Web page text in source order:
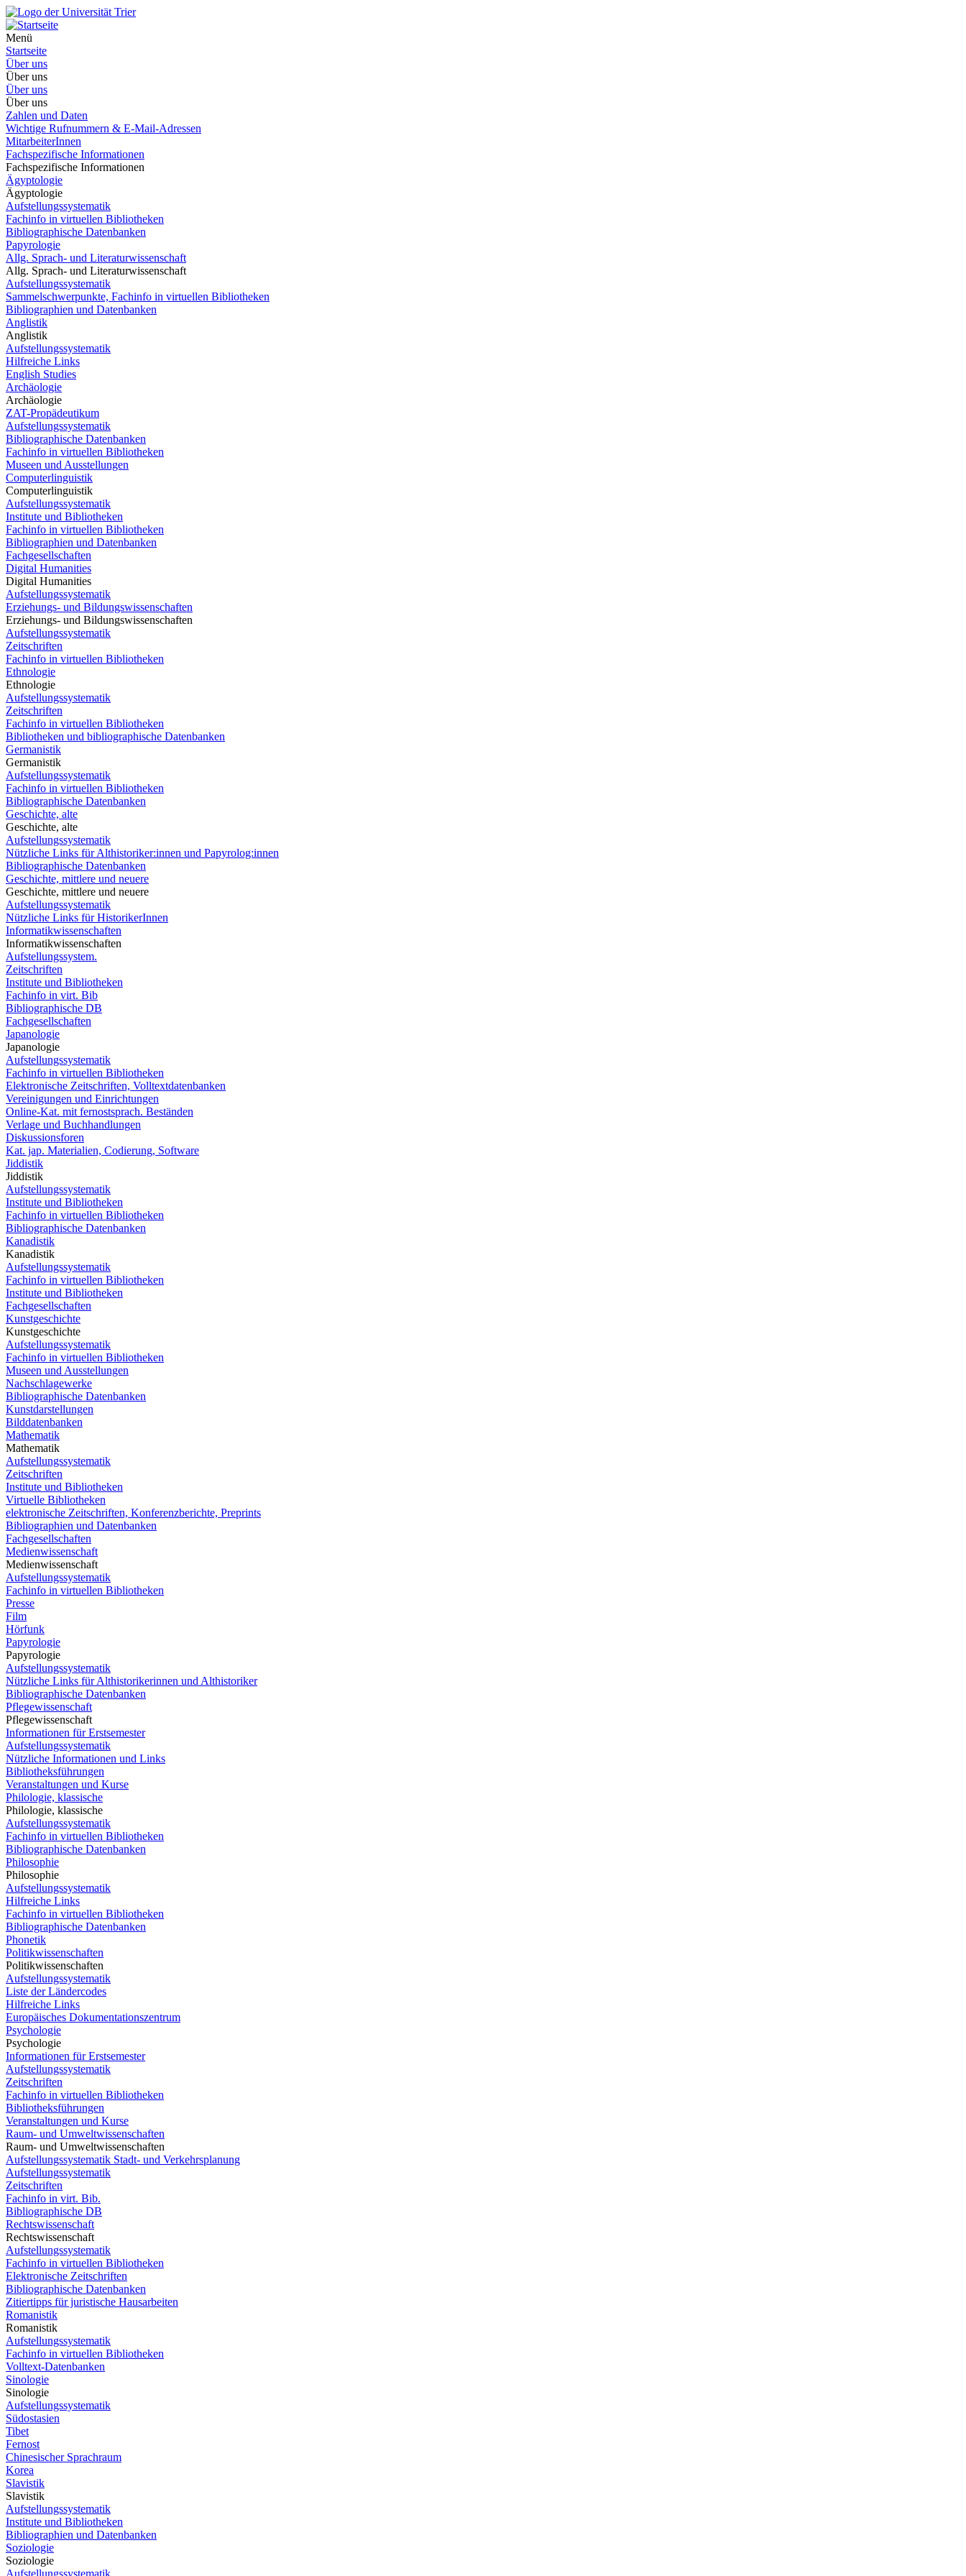
Menü
Startseite
Über uns
Über uns
Über uns
Über uns
Zahlen und Daten
Wichtige Rufnummern & E-Mail-Adressen
MitarbeiterInnen
Fachspezifische Informationen
Fachspezifische Informationen
Ägyptologie
Ägyptologie
Aufstellungssystematik
Fachinfo in virtuellen Bibliotheken
Bibliographische Datenbanken
Papyrologie
Allg. Sprach- und Literaturwissenschaft
Allg. Sprach- und Literaturwissenschaft
Aufstellungssystematik
Sammelschwerpunkte, Fachinfo in virtuellen Bibliotheken
Bibliographien und Datenbanken
Anglistik
Anglistik
Aufstellungssystematik
Hilfreiche Links
English Studies
Archäologie
Archäologie
ZAT-Propädeutikum
Aufstellungssystematik
Bibliographische Datenbanken
Fachinfo in virtuellen Bibliotheken
Museen und Ausstellungen
Computerlinguistik
Computerlinguistik
Aufstellungssystematik
Institute und Bibliotheken
Fachinfo in virtuellen Bibliotheken
Bibliographien und Datenbanken
Fachgesellschaften
Digital Humanities
Digital Humanities
Aufstellungssystematik
Erziehungs- und Bildungswissenschaften
Erziehungs- und Bildungswissenschaften
Aufstellungssystematik
Zeitschriften
Fachinfo in virtuellen Bibliotheken
Ethnologie
Ethnologie
Aufstellungssystematik
Zeitschriften
Fachinfo in virtuellen Bibliotheken
Bibliotheken und bibliographische Datenbanken
Germanistik
Germanistik
Aufstellungssystematik
Fachinfo in virtuellen Bibliotheken
Bibliographische Datenbanken
Geschichte, alte
Geschichte, alte
Aufstellungssystematik
Nützliche Links für Althistoriker:innen und Papyrolog:innen
Bibliographische Datenbanken
Geschichte, mittlere und neuere
Geschichte, mittlere und neuere
Aufstellungssystematik
Nützliche Links für HistorikerInnen
Informatikwissenschaften
Informatikwissenschaften
Aufstellungssystem.
Zeitschriften
Institute und Bibliotheken
Fachinfo in virt. Bib
Bibliographische DB
Fachgesellschaften
Japanologie
Japanologie
Aufstellungssystematik
Fachinfo in virtuellen Bibliotheken
Elektronische Zeitschriften, Volltextdatenbanken
Vereinigungen und Einrichtungen
Online-Kat. mit fernostsprach. Beständen
Verlage und Buchhandlungen
Diskussionsforen
Kat. jap. Materialien, Codierung, Software
Jiddistik
Jiddistik
Aufstellungssystematik
Institute und Bibliotheken
Fachinfo in virtuellen Bibliotheken
Bibliographische Datenbanken
Kanadistik
Kanadistik
Aufstellungssystematik
Fachinfo in virtuellen Bibliotheken
Institute und Bibliotheken
Fachgesellschaften
Kunstgeschichte
Kunstgeschichte
Aufstellungssystematik
Fachinfo in virtuellen Bibliotheken
Museen und Ausstellungen
Nachschlagewerke
Bibliographische Datenbanken
Kunstdarstellungen
Bilddatenbanken
Mathematik
Mathematik
Aufstellungssystematik
Zeitschriften
Institute und Bibliotheken
Virtuelle Bibliotheken
elektronische Zeitschriften, Konferenzberichte, Preprints
Bibliographien und Datenbanken
Fachgesellschaften
Medienwissenschaft
Medienwissenschaft
Aufstellungssystematik
Fachinfo in virtuellen Bibliotheken
Presse
Film
Hörfunk
Papyrologie
Papyrologie
Aufstellungssystematik
Nützliche Links für Althistorikerinnen und Althistoriker
Bibliographische Datenbanken
Pflegewissenschaft
Pflegewissenschaft
Informationen für Erstsemester
Aufstellungssystematik
Nützliche Informationen und Links
Bibliotheksführungen
Veranstaltungen und Kurse
Philologie, klassische
Philologie, klassische
Aufstellungssystematik
Fachinfo in virtuellen Bibliotheken
Bibliographische Datenbanken
Philosophie
Philosophie
Aufstellungssystematik
Hilfreiche Links
Fachinfo in virtuellen Bibliotheken
Bibliographische Datenbanken
Phonetik
Politikwissenschaften
Politikwissenschaften
Aufstellungssystematik
Liste der Ländercodes
Hilfreiche Links
Europäisches Dokumentationszentrum
Psychologie
Psychologie
Informationen für Erstsemester
Aufstellungssystematik
Zeitschriften
Fachinfo in virtuellen Bibliotheken
Bibliotheksführungen
Veranstaltungen und Kurse
Raum- und Umweltwissenschaften
Raum- und Umweltwissenschaften
Aufstellungssystematik Stadt- und Verkehrsplanung
Aufstellungssystematik
Zeitschriften
Fachinfo in virt. Bib.
Bibliographische DB
Rechtswissenschaft
Rechtswissenschaft
Aufstellungssystematik
Fachinfo in virtuellen Bibliotheken
Elektronische Zeitschriften
Bibliographische Datenbanken
Zitiertipps für juristische Hausarbeiten
Romanistik
Romanistik
Aufstellungssystematik
Fachinfo in virtuellen Bibliotheken
Volltext-Datenbanken
Sinologie
Sinologie
Aufstellungssystematik
Südostasien
Tibet
Fernost
Chinesischer Sprachraum
Korea
Slavistik
Slavistik
Aufstellungssystematik
Institute und Bibliotheken
Bibliographien und Datenbanken
Soziologie
Soziologie
Aufstellungssystematik